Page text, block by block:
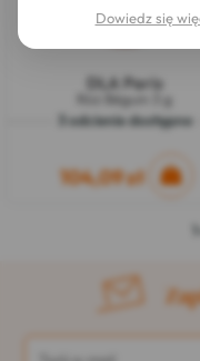
DLA Paris
Róż Béguin 3 g
3 odcienie dostępne
104,09 zł
Dowiedz się